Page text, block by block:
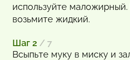
используйте
возьмите жидкий.
Шаг 2 / 7
Всыпьте муку в миску и